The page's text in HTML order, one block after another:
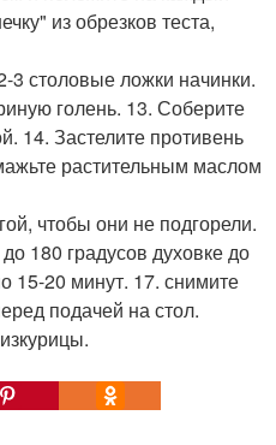
из обрезков теста,
3 столовые ложки начинки.
голень. 13. Соберите
14. Застелите противень
растительным маслом
чтобы они не подгорели.
180 градусов духовке до
15-20 минут. 17. снимите
подачей на стол.